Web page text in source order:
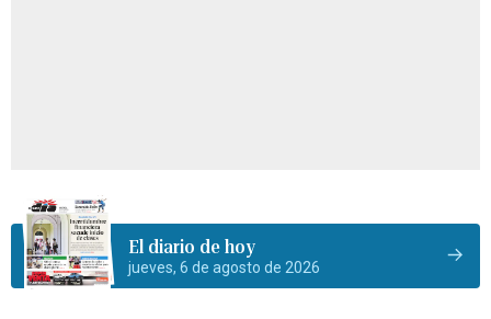
El diario de hoy
jueves, 6 de agosto de 2026